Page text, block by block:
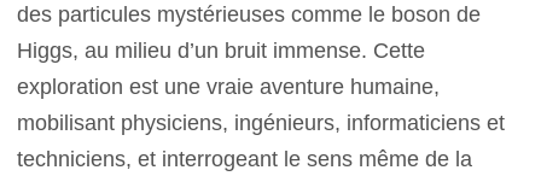
des particules mystérieuses comme le boson de
Higgs, au milieu d’un bruit immense. Cette
exploration est une vraie aventure humaine,
mobilisant physiciens, ingénieurs, informaticiens et
techniciens, et interrogeant le sens même de la